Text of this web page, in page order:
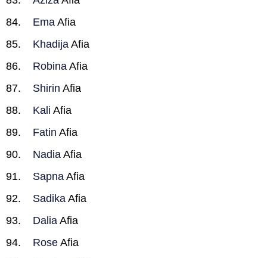
Ema Afia
Khadija Afia
Robina Afia
Shirin Afia
Kali Afia
Fatin Afia
Nadia Afia
Sapna Afia
Sadika Afia
Dalia Afia
Rose Afia